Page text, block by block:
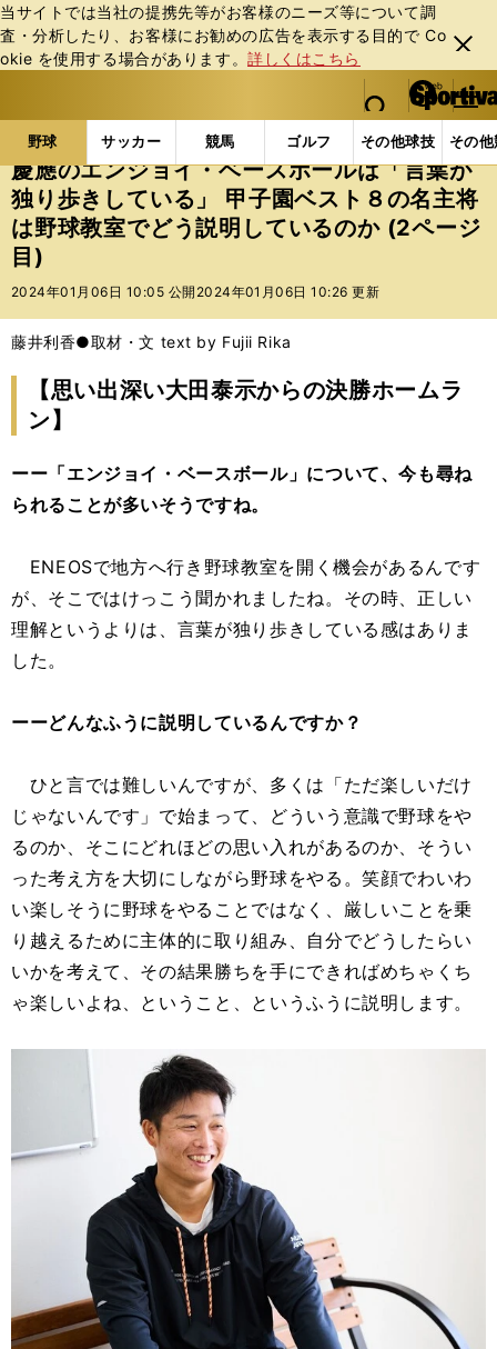
当サイトでは当社の提携先等がお客様のニーズ等について調
査・分析したり、お客様にお勧めの広告を表⽰する⽬的で Co
okie を使⽤する場合があります。詳しくはこちら
閉じ
る
web Sportiva (webスポルティーバ)
検索
マイペ
ー
ジ
メニュ
野球 サッカー 競馬 ゴルフ その他球技 その
b
ス
ポ
ル
テ
ィ
ー
バ
野球の記事一覧 高校野球他 慶應のエンジョイ・ベ
慶應のエンジョイ・ベースボールは「言葉が
独り歩きしている」 甲子園ベスト８の名主将
は野球教室でどう説明しているのか (2ページ
目)
2024年01月06日 10:05 公開 2024年01月06日 10:26 更新
藤井利香●取材・文 text by Fujii Rika
【思い出深い大田泰示からの決勝ホームラ
ン】
ーー「エンジョイ・ベースボール」について、今も尋ね
られることが多いそうですね。
ENEOSで地方へ行き野球教室を開く機会があるんです
が、そこではけっこう聞かれましたね。その時、正しい
理解というよりは、言葉が独り歩きしている感はありま
した。
ーーどんなふうに説明しているんですか？
ひと言では難しいんですが、多くは「ただ楽しいだけ
じゃないんです」で始まって、どういう意識で野球をや
るのか、そこにどれほどの思い入れがあるのか、そうい
った考え方を大切にしながら野球をやる。笑顔でわいわ
い楽しそうに野球をやることではなく、厳しいことを乗
り越えるために主体的に取り組み、自分でどうしたらい
いかを考えて、その結果勝ちを手にできればめちゃくち
ゃ楽しいよね、ということ、というふうに説明します。